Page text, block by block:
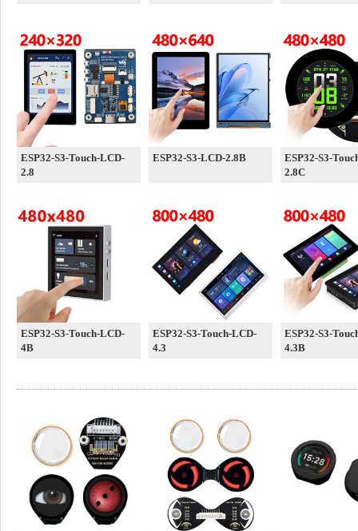
ESP32-S3-Touch-LCD-
2.8
ESP32-S3-LCD-2.8B
ESP32-S3-
2.8C
ESP32-S3-Touch-LCD-
4B
ESP32-S3-Touch-LCD-
4.3
ESP32-S3-
4.3B